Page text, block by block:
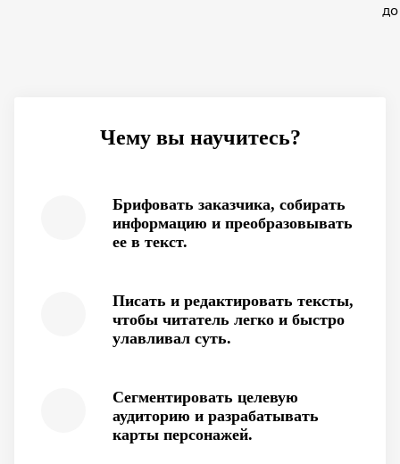
Чему вы научитесь?
Брифовать заказчика, собирать
информацию и преобразовывать
ее в текст.
Писать и редактировать тексты,
чтобы читатель легко и быстро
улавливал суть.
Сегментировать целевую
аудиторию и разрабатывать
карты персонажей.